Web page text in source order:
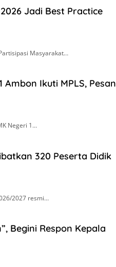
Jadi Best Practice
Masyarakat…
Ambon Ikuti MPLS, Pesan
Negeri 1…
320 Peserta Didik
2027 resmi…
Begini Respon Kepala